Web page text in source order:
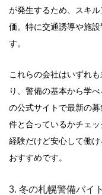
が発生するため、スキ
価。特に交通誘導や施
す。
これらの会社はいずれ
り、警備の基本から学
の公式サイトで最新の
件と合っているかチェ
経験だけど安心して働
おすすめです。
3. 冬の札幌警備バイ